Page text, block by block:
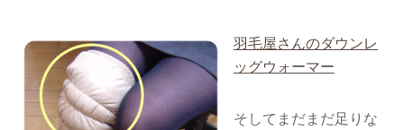
羽毛屋さんのダウンレ
ッグウォーマー
そしてまだまだ足りな